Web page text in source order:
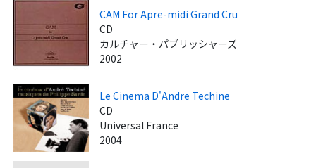
CAM For Apre-midi Grand Cru
CD
カルチャー・パブリッシャーズ
2002
Le Cinema D'Andre Techine
CD
Universal France
2004